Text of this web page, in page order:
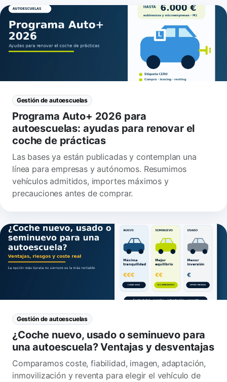
Gestión de autoescuelas
Programa Auto+ 2026 para
autoescuelas: ayudas para renovar el
coche de prácticas
Las bases ya están publicadas y contemplan una
línea para empresas y autónomos. Resumimos
vehículos admitidos, importes máximos y
precauciones antes de comprar.
Gestión de autoescuelas
¿Coche nuevo, usado o seminuevo para
una autoescuela? Ventajas y desventajas
Comparamos coste, fiabilidad, imagen, adaptación,
inmovilización y reventa para elegir el vehículo de